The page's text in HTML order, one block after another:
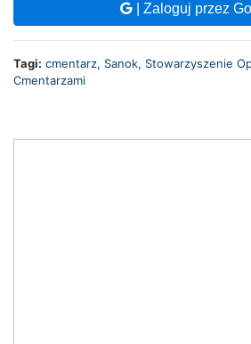
| Zaloguj przez
Tagi: cmentarz, Sanok, Stowarzyszenie
Cmentarzami